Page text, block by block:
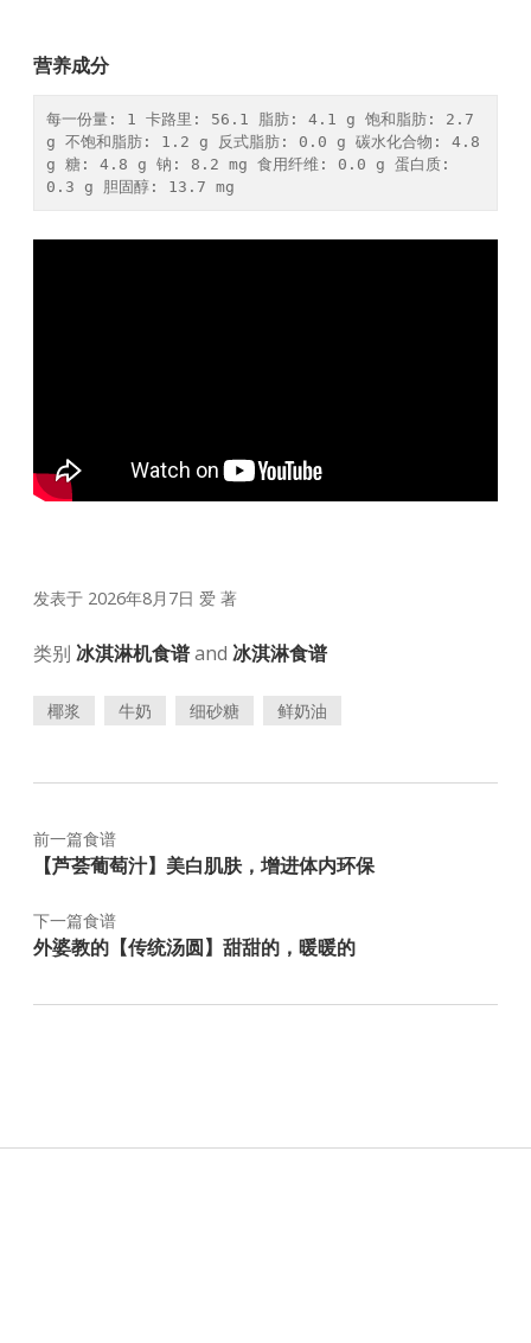
营养成分
每一份量: 1 卡路里: 56.1 脂肪: 4.1 g 饱和脂肪: 2.7
g 不饱和脂肪: 1.2 g 反式脂肪: 0.0 g 碳水化合物: 4.8
g 糖: 4.8 g 钠: 8.2 mg 食用纤维: 0.0 g 蛋白质:
0.3 g 胆固醇: 13.7 mg
发表于 2026年8月7日 爱 著
类别 冰淇淋机食谱and 冰淇淋食谱
椰浆 牛奶 细砂糖 鲜奶油
前一篇食谱
【芦荟葡萄汁】美白肌肤，增进体内环保
下一篇食谱
外婆教的【传统汤圆】甜甜的，暖暖的